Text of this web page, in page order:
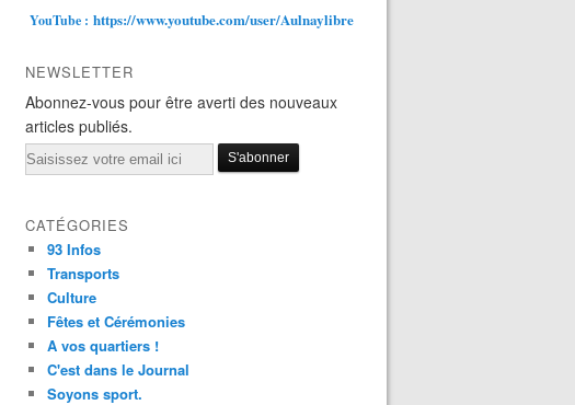
YouTube : https://www.youtube.com/user/Aulnaylibre
NEWSLETTER
Abonnez-vous pour être averti des nouveaux
articles publiés.
Email
CATÉGORIES
93 Infos
Transports
Culture
Fêtes et Cérémonies
A vos quartiers !
C'est dans le Journal
Soyons sport.